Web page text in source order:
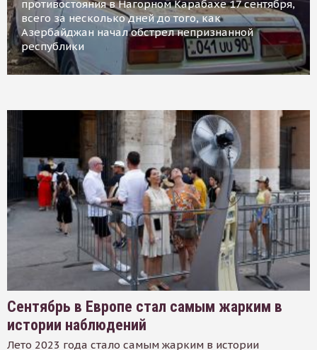
противостояния в Нагорном Карабахе 17 сентября,
всего за несколько дней до того, как
Азербайджан начал обстрел непризнанной
республики
Сентябрь в Европе стал самым жарким в
истории наблюдений
Лето 2023 года стало самым жарким в истории